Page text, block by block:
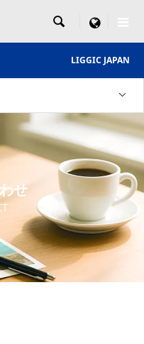

LIGGIC JAPAN
せ